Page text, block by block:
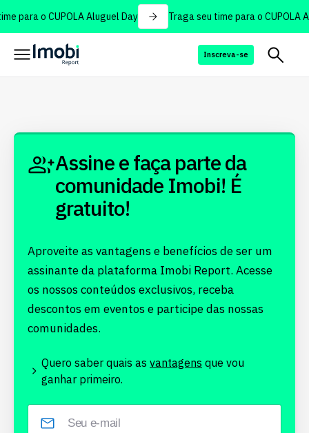
para o CUPOLA Aluguel Day Traga seu time para o CUPOLA
Inscreva-se
Assine e faça parte da
comunidade Imobi! É
gratuito!
Aproveite as vantagens e benefícios de ser um
assinante da plataforma Imobi Report. Acesse
os nossos conteúdos exclusivos, receba
descontos em eventos e participe das nossas
comunidades.
Quero saber quais as vantagens que vou
ganhar primeiro.